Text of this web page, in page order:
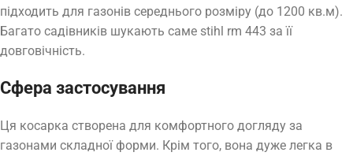
підходить для газонів середнього розміру (до 1200 кв.м).
Багато садівників шукають саме stihl rm 443 за її
довговічність.
Сфера застосування
Ця косарка створена для комфортного догляду за
газонами складної форми. Крім того, вона дуже легка в